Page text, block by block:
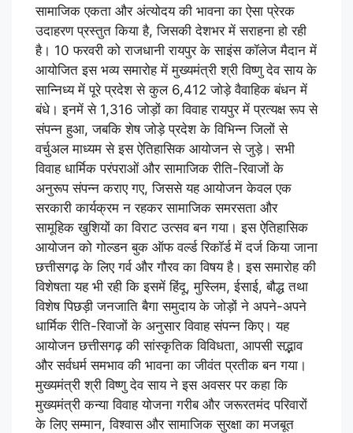
सामाजिक एकता और अंत्योदय की भावना का ऐसा प्रेरक
उदाहरण प्रस्तुत किया है, जिसकी देशभर में सराहना हो रही
है। 10 फरवरी को राजधानी रायपुर के साइंस कॉलेज मैदान में
आयोजित इस भव्य समारोह में मुख्यमंत्री श्री विष्णु देव साय के
सान्निध्य में पूरे प्रदेश से कुल 6,412 जोड़े वैवाहिक बंधन में
बंधे। इनमें से 1,316 जोड़ों का विवाह रायपुर में प्रत्यक्ष रूप से
संपन्न हुआ, जबकि शेष जोड़े प्रदेश के विभिन्न जिलों से
वर्चुअल माध्यम से इस ऐतिहासिक आयोजन से जुड़े। सभी
विवाह धार्मिक परंपराओं और सामाजिक रीति-रिवाजों के
अनुरूप संपन्न कराए गए, जिससे यह आयोजन केवल एक
सरकारी कार्यक्रम न रहकर सामाजिक समरसता और
सामूहिक खुशियों का विराट उत्सव बन गया। इस ऐतिहासिक
आयोजन को गोल्डन बुक ऑफ वर्ल्ड रिकॉर्ड में दर्ज किया जाना
छत्तीसगढ़ के लिए गर्व और गौरव का विषय है। इस समारोह की
विशेषता यह भी रही कि इसमें हिंदू, मुस्लिम, ईसाई, बौद्ध तथा
विशेष पिछड़ी जनजाति बैगा समुदाय के जोड़ों ने अपने-अपने
धार्मिक रीति-रिवाजों के अनुसार विवाह संपन्न किए। यह
आयोजन छत्तीसगढ़ की सांस्कृतिक विविधता, आपसी सद्भाव
और सर्वधर्म समभाव की भावना का जीवंत प्रतीक बन गया।
मुख्यमंत्री श्री विष्णु देव साय ने इस अवसर पर कहा कि
मुख्यमंत्री कन्या विवाह योजना गरीब और जरूरतमंद परिवारों
के लिए सम्मान, विश्वास और सामाजिक सुरक्षा का मजबूत